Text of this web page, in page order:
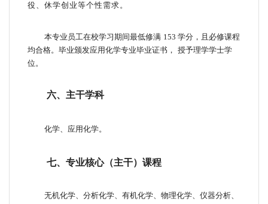
役、休学创业等个性需求。
本专业员工在校学习期间最低修满 153 学分，且必修课程
均合格。毕业颁发应用化学专业毕业证书， 授予理学学士学
位。
六、主干学科
化学、应用化学。
七、专业核心（主干）课程
无机化学、分析化学、有机化学、物理化学、仪器分析、